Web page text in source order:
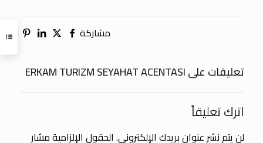
مشاركة
تعليقات على ERKAM TURIZM SEYAHAT ACENTASI
اترك تعليقاً
لن يتم نشر عنوان بريدك الإلكتروني. الحقول الإلزامية مشار